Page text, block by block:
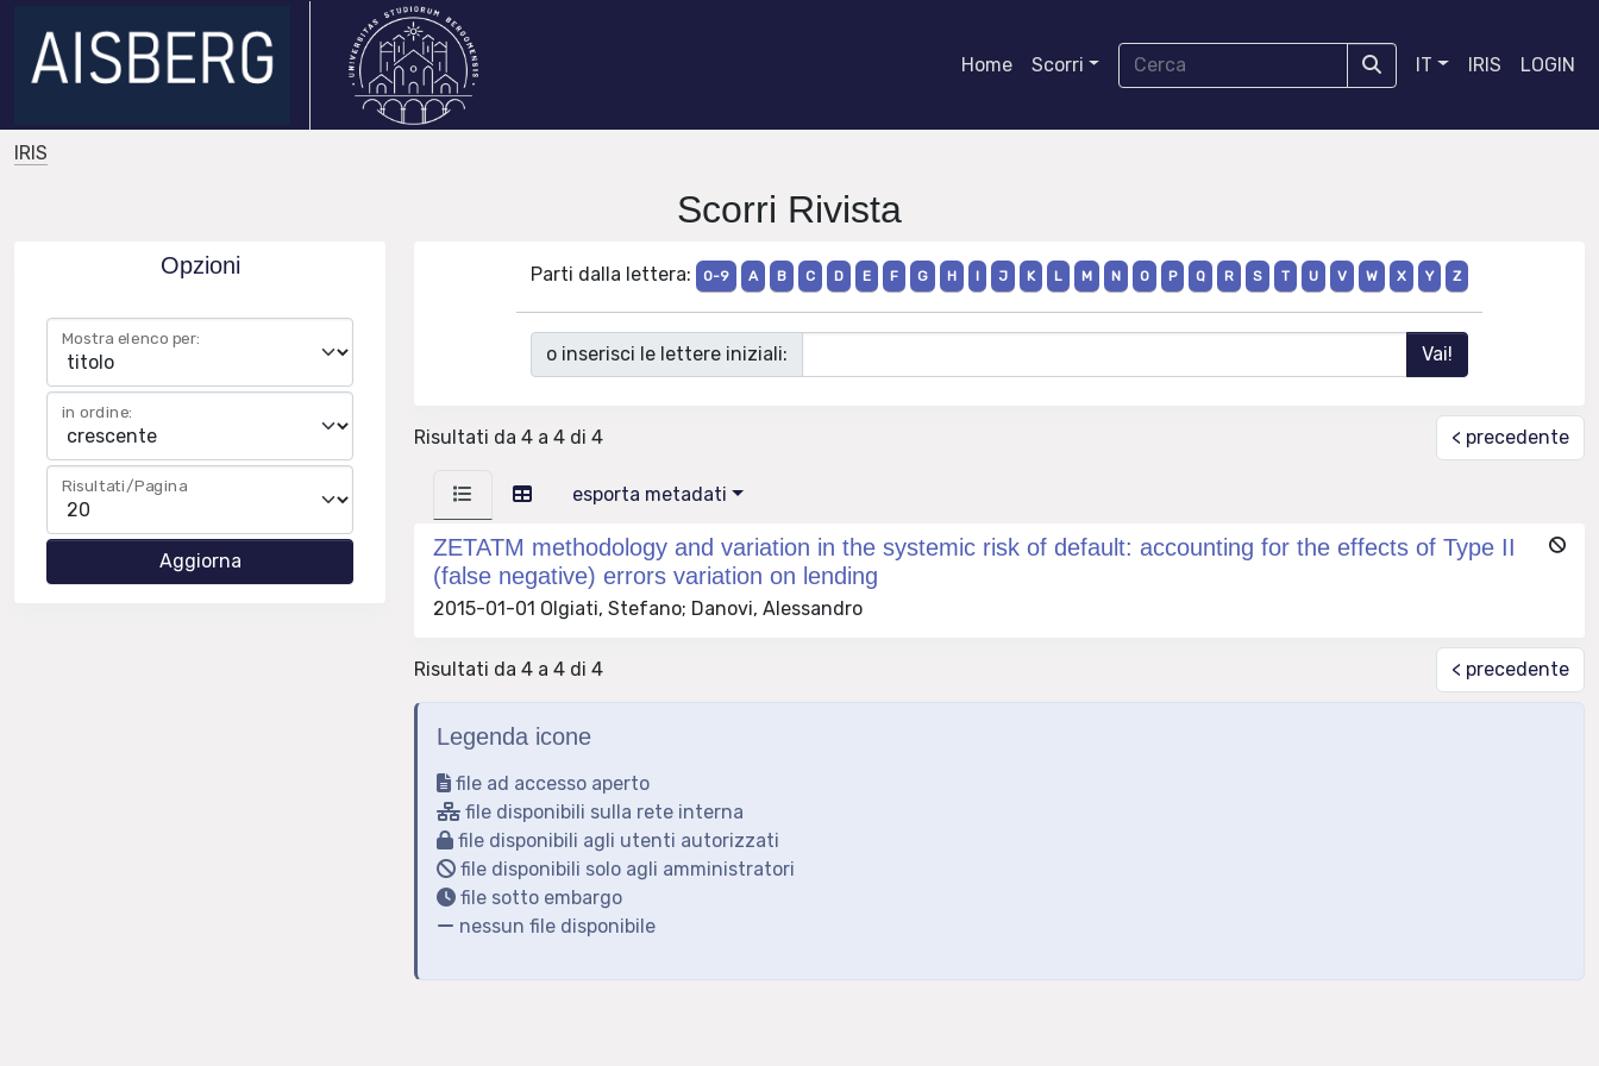
Home Scorri IT IRIS LOGIN
IRIS
Scorri Rivista
Opzioni
Mostra elenco per:
in ordine:
Risultati/Pagina
Parti dalla lettera: 0-9 A B C D E F G H I J K L M N O P Q R S T U V W X Y Z
o inserisci le lettere iniziali:
Risultati da 4 a 4 di 4 < precedente
esporta metadati
ZETATM methodology and variation in the systemic risk of default: accounting for the effects of Type II
(false negative) errors variation on lending
2015-01-01 Olgiati, Stefano; Danovi, Alessandro
Risultati da 4 a 4 di 4 < precedente
Legenda icone
file ad accesso aperto
file disponibili sulla rete interna
file disponibili agli utenti autorizzati
file disponibili solo agli amministratori
file sotto embargo
nessun file disponibile